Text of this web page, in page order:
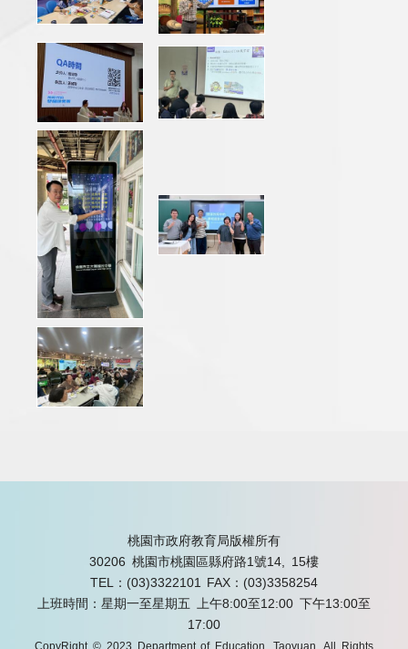
桃園市政府教育局版權所有
30206 桃園市桃園區縣府路1號14, 15樓
TEL：(03)3322101
FAX：(03)3358254
上班時間：星期一至星期五 上午8:00至12:00 下午13:00至
17:00
CopyRight © 2023 Department of Education, Taoyuan. All Rights